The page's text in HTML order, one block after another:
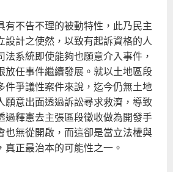
有不告不理的被動特性，此乃民主
設計之使然，以致有起訴資格的人
法系統即使能夠也願意介入事件，
放任事件繼續發展。就以土地區段
件爭議性案件來說，迄今仍無土地
願意出面透過訴訟尋求救濟，導致
過釋憲去主張區段徵收做為開發手
也無從開啟，而這卻是當立法權與
正最治本的可能性之一。